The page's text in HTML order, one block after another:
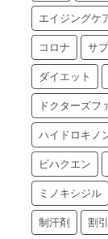
エイジングケ
コロナ サ
ダイエット
ドクターズフ
ハイドロキノ
ビハクエン
ミノキシジル
制汗剤 割引